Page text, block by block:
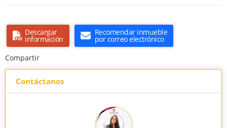
Descargar
información
Recomendar inmueble
por correo electrónico
Compartir
Contáctanos